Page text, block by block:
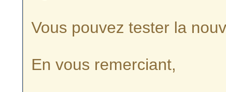
Vous pouvez tester la
En vous remerciant,